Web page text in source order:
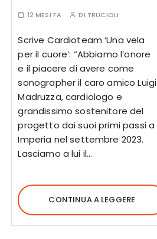
12 MESI FA DI TRUCIOLI
Scrive Cardioteam ‘Una vela
per il cuore’: “Abbiamo l’onore
e il piacere di avere come
sonographer il caro amico Luigi
Madruzza, cardiologo e
grandissimo sostenitore del
progetto dai suoi primi passi a
Imperia nel settembre 2023.
Lasciamo a lui il…
CONTINUA A LEGGERE